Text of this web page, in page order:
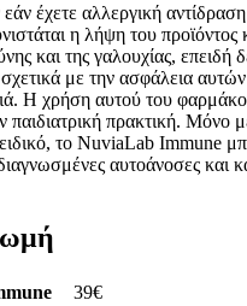
έχετε αλλεργική
η λήψη του προϊόντος
και της γαλουχίας, επειδή
σχετικά με την ασφάλεια
Η χρήση αυτού του
παιδιατρική πρακτική. Μόνο
το NuviaLab Immune
αυτοάνοσες και
39€